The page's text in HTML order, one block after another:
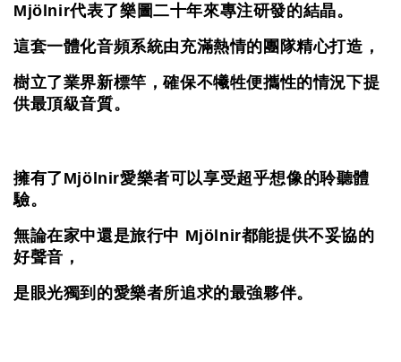
Mjölnir代表了樂圖二十年來專注研發的結晶。
這套一體化音頻系統由充滿熱情的團隊精心打造，
樹立了業界新標竿，確保不犧牲便攜性的情況下提
供最頂級音質。
擁有了Mjölnir愛樂者可以享受超乎想像的聆聽體
驗。
無論在家中還是旅行中 Mjölnir都能提供不妥協的
好聲音，
是眼光獨到的愛樂者所追求的最強夥伴。